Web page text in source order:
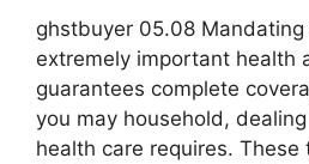
ghstbuyer 05.08
extremely important health
guarantees complete
you may household,
health care requires.